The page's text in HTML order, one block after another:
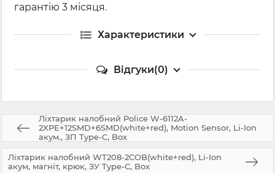
гарантію 3 місяця.
Характеристики
Відгуки(0)
Ліхтарик налобний Police W-6112A-
2XPE+12SMD+6SMD(white+red), Motion Sensor, Li-Ion
акум., ЗП Type-C, Box
Ліхтарик налобний WT208-2COB(white+red), Li-Ion
акум, магніт, крюк, ЗУ Type-C, Box